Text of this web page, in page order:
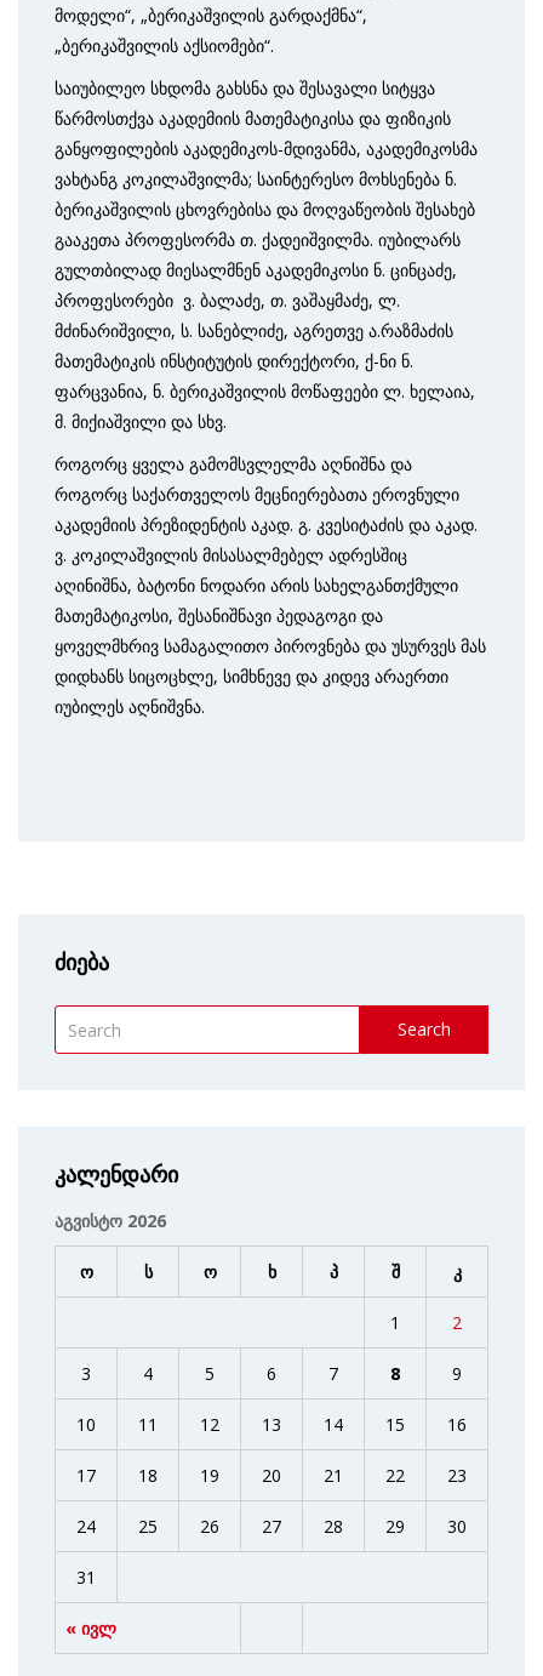
მოდელი“, „ბერიკაშვილის გარდაქმნა“,
„ბერიკაშვილის აქსიომები“.
საიუბილეო სხდომა გახსნა და შესავალი სიტყვა
წარმოსთქვა აკადემიის მათემატიკისა და ფიზიკის
განყოფილების აკადემიკოს-მდივანმა, აკადემი­კოსმა
ვახტანგ კოკილაშვილმა; საინტერესო მოხსენება ნ.
ბერიკაშვილის ცხოვრებისა და მოღვაწეობის შესახებ
გააკეთა პროფესორმა თ. ქადეიშვილმა. იუბილარს
გულთბილად მიესალმნენ აკადემიკოსი ნ. ცინცაძე,
პროფესორები ვ. ბალაძე, თ. ვაშაყმაძე, ლ.
მძინარიშვილი, ს. სანებლიძე, აგრეთვე ა.რაზმაძის
მათემა­ტიკის ინსტიტუტის დირექტორი, ქ-ნი ნ.
ფარცვანია, ნ. ბერიკაშვილის მოწაფეები ლ. ხელაია,
მ. მიქიაშვილი და სხვ.
როგორც ყველა გამომსვლელმა აღნიშნა და
როგორც საქართველოს მეცნიერებათა ეროვნული
აკადემიის პრეზიდენტის აკად. გ. კვესიტაძის და აკად.
ვ. კოკილაშვილის მისასალმებელ ადრესშიც
აღინიშნა, ბატონი ნოდარი არის სახელ­განთქმული
მათემატიკოსი, შესანიშნავი პედაგოგი და
ყოველმხრივ სამაგალითო პიროვნება და უსურვეს მას
დიდხანს სიცოცხლე, სიმხნევე და კიდევ არაერთი
იუბილეს აღნიშვნა.
ძიება
Search
კალენდარი
აგვისტო 2026
ო ს ო ხ პ შ კ
« ივლ
1 2
3 4 5 6 7 8 9
10 11 12 13 14 15 16
17 18 19 20 21 22 23
24 25 26 27 28 29 30
31